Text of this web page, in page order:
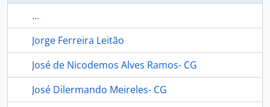
...
Jorge Ferreira Leitão
José de Nicodemos Alves Ramos- CG
José Dilermando Meireles- CG